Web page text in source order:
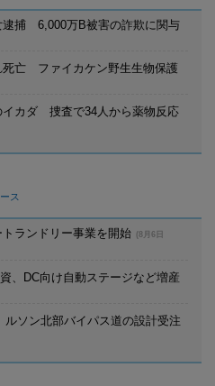
逮捕 6,000万B被害の詐欺に関与
死亡 ファイカケン野生生物保護
イカダ 捜査で34人から薬物反応
ス
トランドリー事業を開始
(8月6日
、DC向け自動ステージなど増産
ルソン北部バイパス道の設計受注